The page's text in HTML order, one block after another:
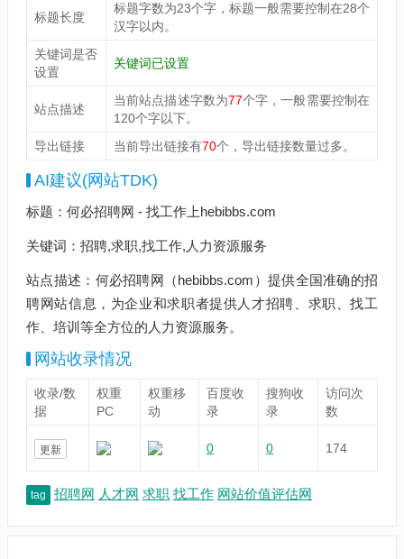
标题长度
标题字数为23个字，标题一般需要控制在28个
汉字以内。
关键词是否
设置
关键词已设置
站点描述
当前站点描述字数为77个字，一般需要控制在
120个字以下。
导出链接
当前导出链接有70个，导出链接数量过多。
AI建议(网站TDK)
标题：何必招聘网 - 找工作上hebibbs.com
关键词：招聘,求职,找工作,人力资源服务
站点描述：何必招聘网（hebibbs.com）提供全国准确的招
聘网站信息，为企业和求职者提供人才招聘、求职、找工
作、培训等全方位的人力资源服务。
网站收录情况
收录/数
据
权重
PC
权重移
动
百度收
录
搜狗收
录
访问次
数
更新 0 0 174
tag 招聘网 人才网 求职 找工作 网站价值评估网